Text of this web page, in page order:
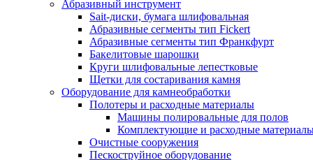
Абразивный инструмент
Sait-диски, бумага шлифовальная
Абразивные сегменты тип Fickert
Абразивные сегменты тип Франкфурт
Бакелитовые шарошки
Круги шлифовальные лепестковые
Щетки для состаривания камня
Оборудование для камнеобработки
Полотеры и расходные материалы
Машины полировальные для полов
Комплектующие и расходные
Очистные сооружения
Пескоструйное оборудование